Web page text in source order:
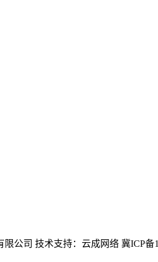
公司 技术支持：云成网络 冀ICP备